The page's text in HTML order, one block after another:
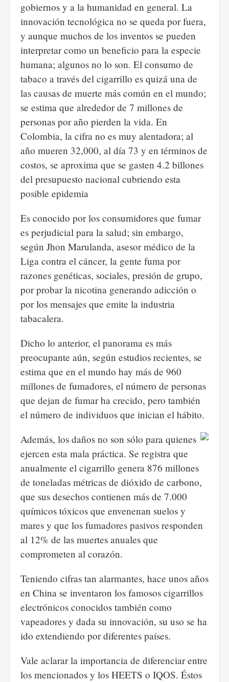
gobiernos y a la humanidad en general. La
innovación tecnológica no se queda por fuera,
y aunque muchos de los inventos se pueden
interpretar como un beneficio para la especie
humana; algunos no lo son. El consumo de
tabaco a través del cigarrillo es quizá una de
las causas de muerte más común en el mundo;
se estima que alrededor de 7 millones de
personas por año pierden la vida. En
Colombia, la cifra no es muy alentadora; al
año mueren 32,000, al día 73 y en términos de
costos, se aproxima que se gasten 4.2 billones
del presupuesto nacional cubriendo esta
posible epidemia
Es conocido por los consumidores que fumar
es perjudicial para la salud; sin embargo,
según Jhon Marulanda, asesor médico de la
Liga contra el cáncer, la gente fuma por
razones genéticas, sociales, presión de grupo,
por probar la nicotina generando adicción o
por los mensajes que emite la industria
tabacalera.
Dicho lo anterior, el panorama es más
preocupante aún, según estudios recientes, se
estima que en el mundo hay más de 960
millones de fumadores, el número de personas
que dejan de fumar ha crecido, pero también
el número de individuos que inician el hábito.
Además, los daños no son sólo para quienes
ejercen esta mala práctica. Se registra que
anualmente el cigarrillo genera 876 millones
de toneladas métricas de dióxido de carbono,
que sus desechos contienen más de 7.000
químicos tóxicos que envenenan suelos y
mares y que los fumadores pasivos responden
al 12% de las muertes anuales que
comprometen al corazón.
Teniendo cifras tan alarmantes, hace unos años
en China se inventaron los famosos cigarrillos
electrónicos conocidos también como
vapeadores y dada su innovación, su uso se ha
ido extendiendo por diferentes países.
Vale aclarar la importancia de diferenciar entre
los mencionados y los HEETS o IQOS. Éstos